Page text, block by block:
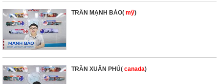
TRẦN MẠNH BẢO( mỹ)
TRẦN XUÂN PHÚ( canada)